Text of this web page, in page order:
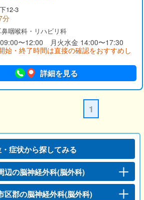
12-3
分
咽喉科・リハビリ科
09:00〜12:00 月火水金 14:00〜17:30
始・終了時間は直接の確認をおすすめし
詳細を見る
1
症状から探してみる
辺の脳神経外科(脳外科)
区郡の脳神経外科(脳外科)